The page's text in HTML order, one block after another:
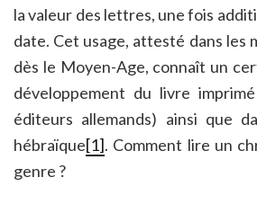
la valeur des lettres, une fois
date. Cet usage, attesté dans les
dès le Moyen-Age, connaît un
développement du livre
éditeurs allemands) ainsi que
hébraïque[1]. Comment lire un
genre ?